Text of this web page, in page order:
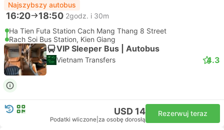
Najszybszy autobus
16:20 18:50 2godz. i 30m
Ha Tien Futa Station Cach Mang Thang 8 Street
Rach Soi Bus Station, Kien Giang
VIP Sleeper Bus | Autobus
Vietnam Transfers 4.3
USD 14
Podatki wliczone za osobę dorosłą
Rezerwuj teraz